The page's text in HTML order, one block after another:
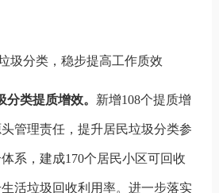
圾分类，稳步提高工作质效
分类提质增效。 新增108个提质增
管理责任，提升居民垃圾分类参
系，建成170个居民小区可回收
活垃圾回收利用率。进一步落实